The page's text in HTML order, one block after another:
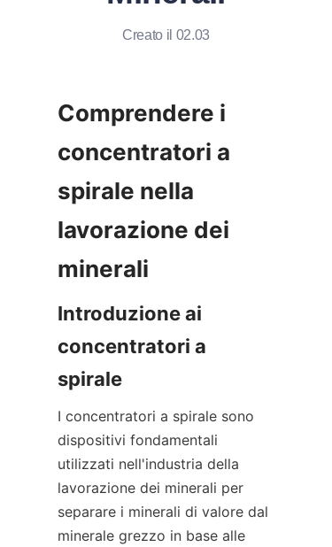
Creato il 02.03
Comprendere i
concentratori a
spirale nella
lavorazione dei
Introduzione ai
concentratori a
I concentratori a spirale sono
dispositivi fondamentali
utilizzati nell'industria della
lavorazione dei minerali per
separare i minerali di valore dal
minerale grezzo in base alle